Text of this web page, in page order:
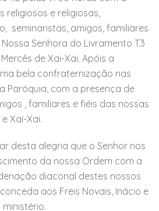
e religiosas,
seminaristas, amigos, familiares
Senhora do Livramento T.3
de Xai-Xai. Apóis a
bela confraternização nas
Paróquia, com a presença de
, familiares e fiéis das nossas
Xai-Xai.
desta alegria que o Senhor nos
da nossa Ordem com a
diaconal destes nossos
aos Freis Novais, Inácio e